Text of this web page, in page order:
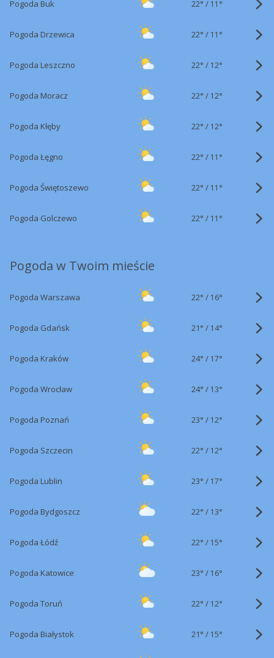
Pogoda Buk 22° / 11°
Pogoda Drzewica 22° / 11°
Pogoda Leszczno 22° / 12°
Pogoda Moracz 22° / 12°
Pogoda Kłęby 22° / 12°
Pogoda Łęgno 22° / 11°
Pogoda Świętoszewo 22° / 11°
Pogoda Golczewo 22° / 11°
Pogoda w Twoim mieście
Pogoda Warszawa 22° / 16°
Pogoda Gdańsk 21° / 14°
Pogoda Kraków 24° / 17°
Pogoda Wrocław 24° / 13°
Pogoda Poznań 23° / 12°
Pogoda Szczecin 22° / 12°
Pogoda Lublin 23° / 17°
Pogoda Bydgoszcz 22° / 13°
Pogoda Łódź 22° / 15°
Pogoda Katowice 23° / 16°
Pogoda Toruń 22° / 12°
Pogoda Białystok 21° / 15°